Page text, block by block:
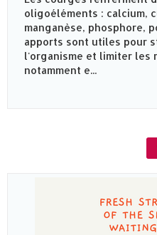
oligoéléments : calcium,
manganèse, phosphore,
apports sont utiles pour
l'organisme et limiter les
notamment e...